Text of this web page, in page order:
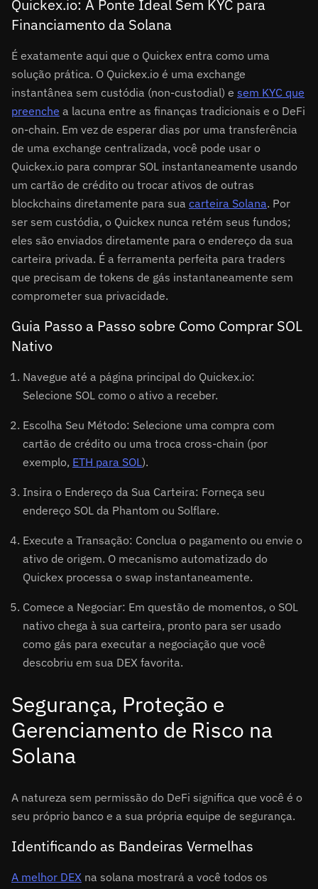
Quickex.io: A Ponte Ideal Sem KYC para
Financiamento da Solana
É exatamente aqui que o Quickex entra como uma
solução prática. O Quickex.io é uma exchange
instantânea sem custódia (non-custodial) e sem KYC que
preenche a lacuna entre as finanças tradicionais e o DeFi
on-chain. Em vez de esperar dias por uma transferência
de uma exchange centralizada, você pode usar o
Quickex.io para comprar SOL instantaneamente usando
um cartão de crédito ou trocar ativos de outras
blockchains diretamente para sua carteira Solana. Por
ser sem custódia, o Quickex nunca retém seus fundos;
eles são enviados diretamente para o endereço da sua
carteira privada. É a ferramenta perfeita para traders
que precisam de tokens de gás instantaneamente sem
comprometer sua privacidade.
Guia Passo a Passo sobre Como Comprar SOL
Nativo
Navegue até a página principal do Quickex.io:
Selecione SOL como o ativo a receber.
Escolha Seu Método: Selecione uma compra com
cartão de crédito ou uma troca cross-chain (por
exemplo, ETH para SOL).
Insira o Endereço da Sua Carteira: Forneça seu
endereço SOL da Phantom ou Solflare.
Execute a Transação: Conclua o pagamento ou envie o
ativo de origem. O mecanismo automatizado do
Quickex processa o swap instantaneamente.
Comece a Negociar: Em questão de momentos, o SOL
nativo chega à sua carteira, pronto para ser usado
como gás para executar a negociação que você
descobriu em sua DEX favorita.
Segurança, Proteção e
Gerenciamento de Risco na
Solana
A natureza sem permissão do DeFi significa que você é o
seu próprio banco e a sua própria equipe de segurança.
Identificando as Bandeiras Vermelhas
A melhor DEX na solana mostrará a você todos os